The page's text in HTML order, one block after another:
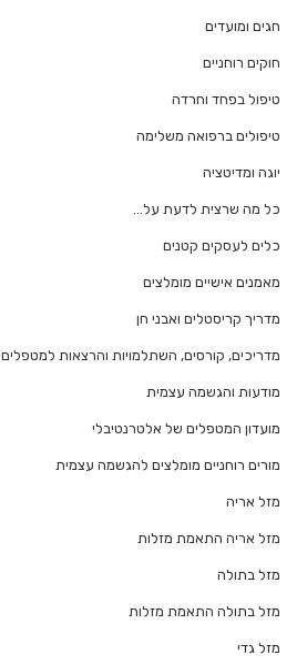
חגים ומועדים
חוקים רוחניים
טיפול בפחד וחרדה
טיפולים ברפואה משלימה
יוגה ומדיטציה
כל מה שרצית לדעת על…
כלים לעסקים קטנים
מאמנים אישיים מומלצים
מדריך קריסטלים ואבני חן
מדריכים, קורסים, השתלמויות והרצאות למטפלים
מודעות והגשמה עצמית
מועדון המטפלים של אלטרנטיבלי
מורים רוחניים מומלצים להגשמה עצמית
מזל אריה
מזל אריה התאמת מזלות
מזל בתולה
מזל בתולה התאמת מזלות
מזל גדי